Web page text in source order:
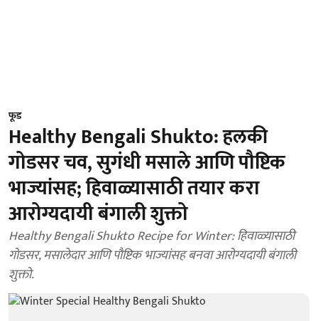
फूड
Healthy Bengali Shukto: हलकी
गोडसर चव, सुगंधी मसाले आणि पौष्टिक
भाज्यांसह; हिवाळ्यासाठी तयार करा
आरोग्यदायी बंगाली शुक्तो
Healthy Bengali Shukto Recipe for Winter: हिवाळ्यासाठी
गोडसर, मसालेदार आणि पौष्टिक भाज्यांसह बनवा आरोग्यदायी बंगाली
शुक्तो.